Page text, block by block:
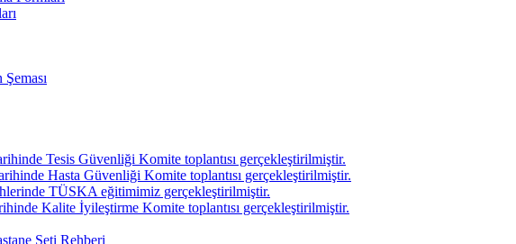
Tesis Güvenliği Komite toplantısı gerçekleştirilmiştir.
Hasta Güvenliği Komite toplantısı gerçekleştirilmiştir.
TÜSKA eğitimimiz gerçekleştirilmiştir.
Kalite İyileştirme Komite toplantısı gerçekleştirilmiştir.
Seti Rehberi